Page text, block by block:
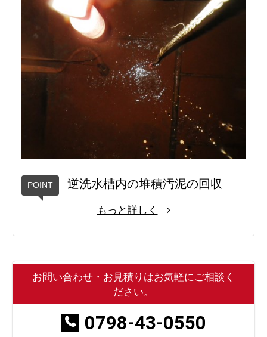
逆洗水槽内の堆積汚泥の回収
もっと詳しく
お問い合わせ・お見積りはお気軽にご相談く
ださい。
0798-43-0550